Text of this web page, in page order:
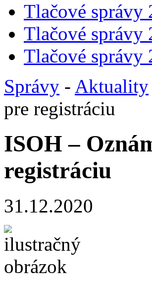
Tlačové správy
Tlačové správy
Tlačové správy
Správy - Aktuality
pre registráciu
ISOH –
registráciu
31.12.2020